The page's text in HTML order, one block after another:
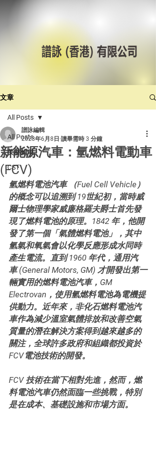
文章
All Posts
美林輪呔
CST
All Posts
新能源汽車：氫燃料電動車
(FCV)
譜詠編輯
2023年6月8日 讀畢需時 3 分鐘
氫燃料電池汽車 （Fuel Cell Vehicle）
的概念可以追溯到 19世紀初，當時威
爾士物理學家威廉格羅夫爵士首先發
現了燃料電池的原理。1842 年，他開
發了第一個「氣體燃料電池」，其中
氫氣和氧氣會以化學反應形成水同時
產生電流。直到 1960 年代，通用汽
車 (General Motors, GM) 才開發出第一
輛實用的燃料電池汽車，GM
Electrovan，使用氫燃料電池為電機提
供動力。近年來，非化石燃料電池汽
車作為減少溫室氣體排放和改善空氣
質量的潛在解決方案得到越來越多的
關注，全球許多政府和組織都投資於
FCV電池技術的開發。
FCV 技術在當下相對先進，然而，燃
料電池汽車仍然面臨一些挑戰，特別
是在成本、基礎設施和市場方面。